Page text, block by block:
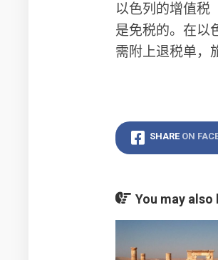
以色列的增值税
是免税的。在以
需附上退税单，
SHARE ON
You may also